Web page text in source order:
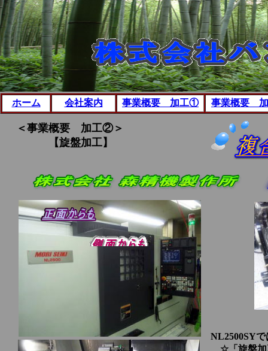
NL2500SY
☆「旋盤加
ホーム 会社案内 事業概要 加工① 事業概要
＜事業概要 加工②＞
【旋盤加工】